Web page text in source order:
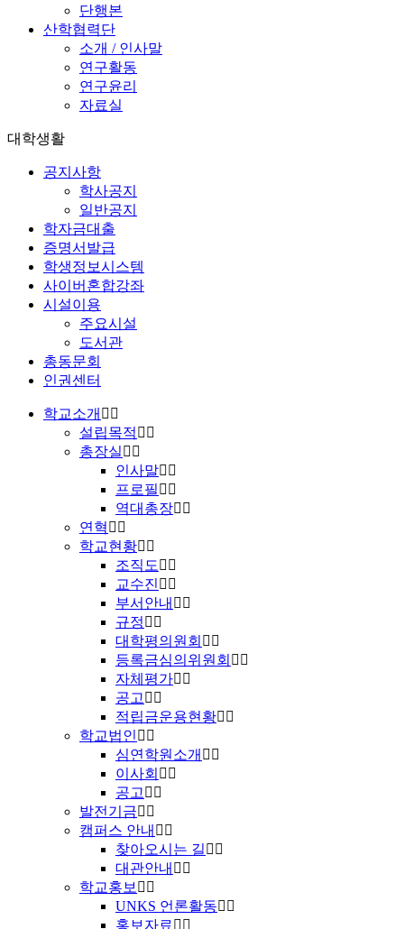
단행본
산학협력단
소개 / 인사말
연구활동
연구윤리
자료실
대학생활
공지사항
학사공지
일반공지
학자금대출
증명서발급
학생정보시스템
사이버혼합강좌
시설이용
주요시설
도서관
총동문회
인권센터
학교소개
설립목적
총장실
인사말
프로필
역대총장
연혁
학교현황
조직도
교수진
부서안내
규정
대학평의원회
등록금심의위원회
자체평가
공고
적립금운용현황
학교법인
심연학원소개
이사회
공고
발전기금
캠퍼스 안내
찾아오시는 길
대관안내
학교홍보
UNKS 언론활동
홍보자료